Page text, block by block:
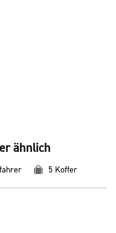
ähnlich
5 Koffer